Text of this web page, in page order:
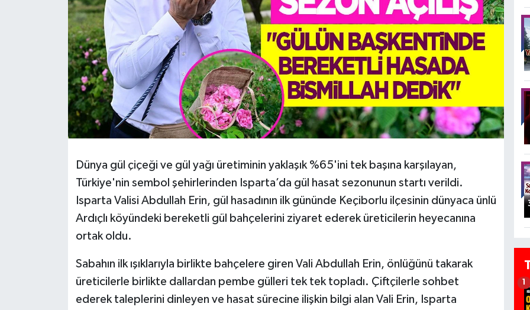
Dünya gül çiçeği ve gül yağı üretiminin yaklaşık %65'ini tek başına karşılayan,
Türkiye'nin sembol şehirlerinden Isparta’da gül hasat sezonunun startı verildi.
Isparta Valisi Abdullah Erin, gül hasadının ilk gününde Keçiborlu ilçesinin dünyaca ünlü
Ardıçlı köyündeki bereketli gül bahçelerini ziyaret ederek üreticilerin heyecanına
ortak oldu.
Sabahın ilk ışıklarıyla birlikte bahçelere giren Vali Abdullah Erin, önlüğünü takarak
üreticilerle birlikte dallardan pembe gülleri tek tek topladı. Çiftçilerle sohbet
ederek taleplerini dinleyen ve hasat sürecine ilişkin bilgi alan Vali Erin, Isparta
1
MAGAZİN
POLİTİKA
RESMİ İLANLAR
SAĞLIK
Tarihi Yapılarımız
Teknoloji